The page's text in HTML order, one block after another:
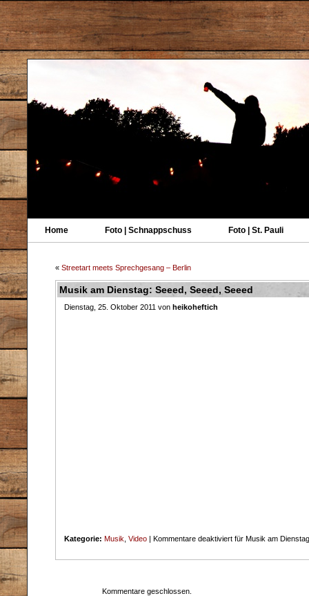
Home Foto | Schnappschuss Foto | St. Pauli
« Streetart meets Sprechgesang – Berlin
Musik am Dienstag: Seeed, Seeed, Seeed
Dienstag, 25. Oktober 2011 von heikoheftich
Kategorie: Musik Video | Kommentare deaktiviert für Musik am
Kommentare geschlossen.